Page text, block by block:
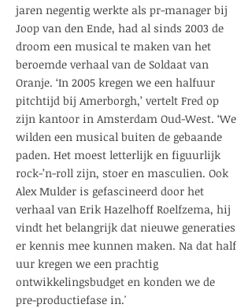
jaren negentig werkte als pr-manager bij
Joop van den Ende, had al sinds 2003 de
droom een musical te maken van het
beroemde verhaal van de Soldaat van
Oranje. ‘In 2005 kregen we een halfuur
pitchtijd bij Amerborgh,’ vertelt Fred op
zijn kantoor in Amsterdam Oud-West. ‘We
wilden een musical buiten de gebaande
paden. Het moest letterlijk en figuurlijk
rock-’n-roll zijn, stoer en masculien. Ook
Alex Mulder is gefascineerd door het
verhaal van Erik Hazelhoff Roelfzema, hij
vindt het belangrijk dat nieuwe generaties
er kennis mee kunnen maken. Na dat half
uur kregen we een prachtig
ontwikkelingsbudget en konden we de
pre-productiefase in.'